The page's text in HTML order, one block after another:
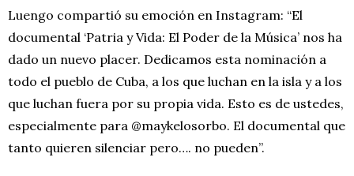
Luengo compartió su emoción en Instagram: “El
documental ‘Patria y Vida: El Poder de la Música’ nos ha
dado un nuevo placer. Dedicamos esta nominación a
todo el pueblo de Cuba, a los que luchan en la isla y a los
que luchan fuera por su propia vida. Esto es de ustedes,
especialmente para @maykelosorbo. El documental que
tanto quieren silenciar pero…. no pueden”.